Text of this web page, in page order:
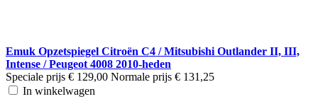
Emuk Opzetspiegel Citroën C4 / Mitsubishi Outlander II, III,
Intense / Peugeot 4008 2010-heden
Speciale prijs € 129,00 Normale prijs € 131,25
In winkelwagen